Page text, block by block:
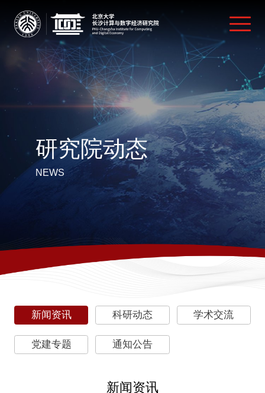
研究院动态
NEWS
新闻资讯
新闻资讯 科研动态 学术交流
党建专题 通知公告